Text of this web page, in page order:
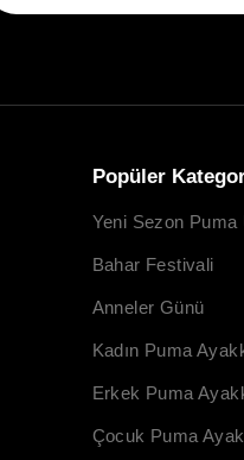
Popüler
Yeni Sezon Puma
Bahar Festivali
Anneler Günü
Kadın Puma
Erkek Puma
Çocuk Puma